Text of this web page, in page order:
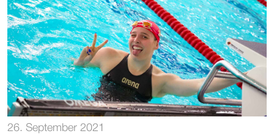
26. September 2021